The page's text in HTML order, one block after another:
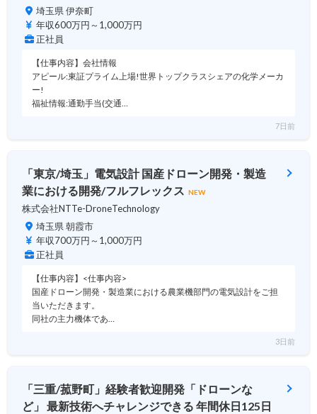
埼玉県 伊奈町
年収600万円～1,000万円
正社員
【仕事内容】会社情報
アピール:東証プライム上場!世界トップクラスシェアの化学メーカ
ー!
福祉情報:通勤手当(交通…
7日前
「東京/埼玉」電気設計 国産ドローン開発・製造
業における開発/フルフレックス NEW
株式会社NTTe-DroneTechnology
埼玉県 朝霞市
年収700万円～1,000万円
正社員
【仕事内容】<仕事内容>
国産ドローン開発・製造業における農業機部門の電気設計をご担
当いただきます。
同社の主力機体であ…
3日前
「三重/菰野町」経験者歓迎開発「ドローンな
ど」 最新技術へチャレンジできる 年間休日125日